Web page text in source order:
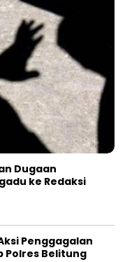
Dugaan
ke Redaksi
Penggagalan
Polres Belitung